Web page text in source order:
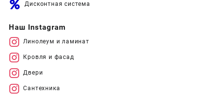
Дисконтная система
Наш Instagram
Линолеум и ламинат
Кровля и фасад
Двери
Сантехника